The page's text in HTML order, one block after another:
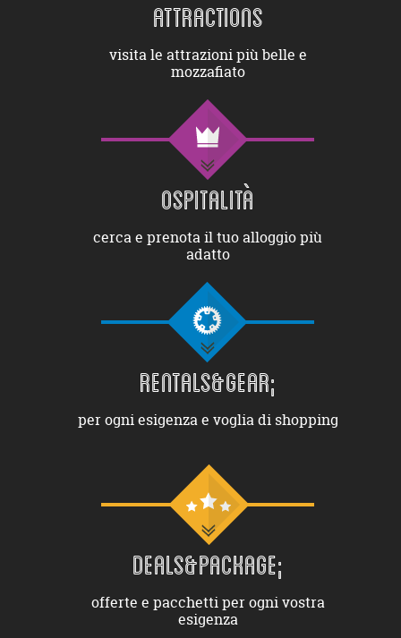
ATTRACTIONS
visita le attrazioni più belle e
mozzafiato
OSPITALITÀ
cerca e prenota il tuo alloggio più
adatto
RENTALS&GEAR;
per ogni esigenza e voglia di shopping
DEALS&PACKAGE;
offerte e pacchetti per ogni vostra
esigenza